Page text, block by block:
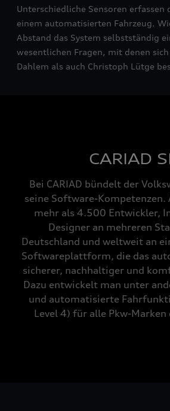
Unterschiedliche Sensoren erfassen
einem automatisierten Fahrzeug.
Abstand das System selbstständig
wesentlichen Fragen, mit denen
Dahlem als auch Christoph Lütge
CARIAD
Bei CARIAD bündelt der
seine Software-
mehr als 4.500 Entwickler,
Designer an mehreren
Deutschland und weltweit an
Softwareplattform, die das
sicherer, nachhaltiger und
Dazu entwickelt man unter
und automatisierte
Level 4) für alle Pkw-Marken